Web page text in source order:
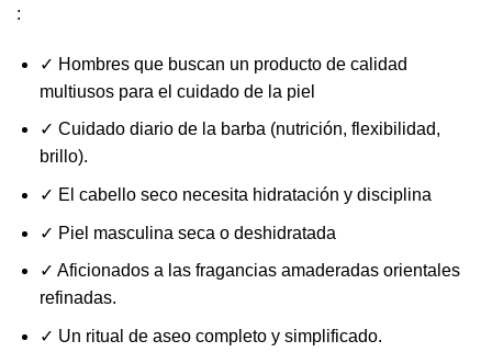
:
✓ Hombres que buscan un producto de calidad
multiusos para el cuidado de la piel
✓ Cuidado diario de la barba (nutrición, flexibilidad,
brillo).
✓ El cabello seco necesita hidratación y disciplina
✓ Piel masculina seca o deshidratada
✓ Aficionados a las fragancias amaderadas orientales
refinadas.
✓ Un ritual de aseo completo y simplificado.